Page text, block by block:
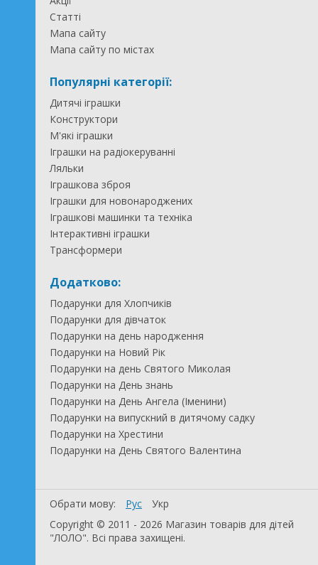
Статті
Мапа сайту
Мапа сайту по містах
Популярні категорії:
Дитячі іграшки
Конструктори
М'які іграшки
Іграшки на радіокеруванні
Ляльки
Іграшкова зброя
Іграшки для новонароджених
Іграшкові машинки та техніка
Інтерактивні іграшки
Трансформери
Додатково:
Подарунки для Хлопчиків
Подарунки для дівчаток
Подарунки на день народження
Подарунки на Новий Рік
Подарунки на день Святого Миколая
Подарунки на День знань
Подарунки на День Ангела (Іменини)
Подарунки на випускний в дитячому садку
Подарунки на Хрестини
Подарунки на День Святого Валентина
Обрати мову: Рус
Укр
Copyright © 2011 - 2026 Магазин товарів для дітей
"ЛОЛО". Всі права захищені.